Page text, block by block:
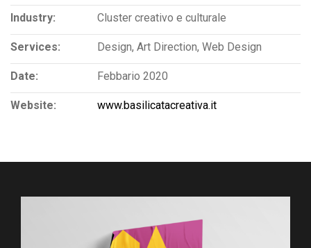
Industry: Cluster creativo e culturale
Services: Design, Art Direction, Web Design
Date: Febbario 2020
Website: www.basilicatacreativa.it